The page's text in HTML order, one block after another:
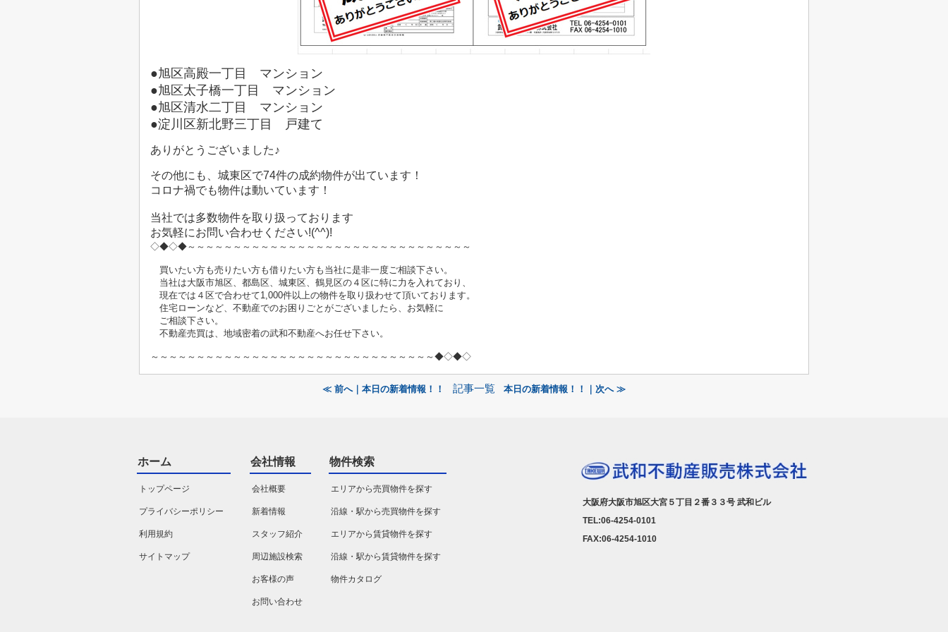
●旭区高殿一丁目 マンション
●旭区太子橋一丁目 マンション
●旭区清水二丁目 マンション
●淀川区新北野三丁目 戸建て
ありがとうございました♪
その他にも、城東区で74件の成約物件が出ています！
コロナ禍でも物件は動いています！
当社では多数物件を取り扱っております
お気軽にお問い合わせください!(^^)!
◇◆◇◆～～～～～～～～～～～～～～～～～～～～～～～～～～～～～～～
買いたい方も売りたい方も借りたい方も当社に是非一度ご相談下さい。
当社は大阪市旭区、都島区、城東区、鶴見区の４区に特に力を入れており、
現在では４区で合わせて1,000件以上の物件を取り扱わせて頂いております。
住宅ローンなど、不動産でのお困りごとがございましたら、お気軽に
ご相談下さい。
不動産売買は、地域密着の武和不動産へお任せ下さい。
～～～～～～～～～～～～～～～～～～～～～～～～～～～～～～～◆◇◆◇
≪ 前へ｜本日の新着情報！！ 記事一覧 本日の新着情報！！｜次へ ≫
ホーム
トップページ
プライバシーポリシー
利用規約
サイトマップ
会社情報
会社概要
新着情報
スタッフ紹介
周辺施設検索
お客様の声
お問い合わせ
物件検索
エリアから売買物件を探す
沿線・駅から売買物件を探す
エリアから賃貸物件を探す
沿線・駅から賃貸物件を探す
物件カタログ
大阪府大阪市旭区大宮５丁目２番３３号 武和ビル
TEL:06-4254-0101
FAX:06-4254-1010